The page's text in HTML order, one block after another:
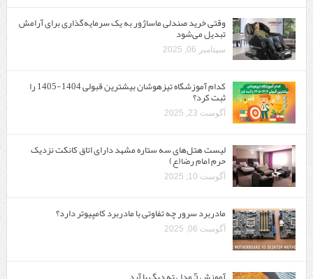
وقتی خرید صندلی ماساژور به یک سرمایه‌گذاری برای آرامش
تبدیل می‌شود
سپتامبر 06, 2025
کدام آموزشگاه تیزهوشان بیشترین قبولی 1404-1405 را
ثبت کرد؟
آگوست 23, 2025
لیست هتل‌های سه ستاره مشهد دارای اتاق کانکت نزدیک
حرم امام رضا(ع)
آگوست 10, 2025
مادربرد سرور چه تفاوتی با مادربرد کامپیوتر دارد؟
آگوست 06, 2025